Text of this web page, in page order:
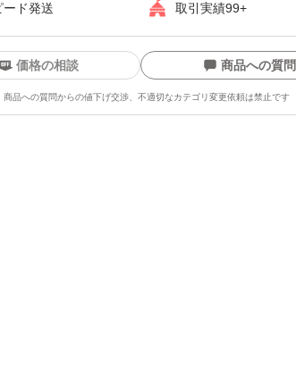
ード発送 取引実績99+
ています
価格の相談 商品への質問
商品への質問からの値下げ交渉、不適切なカテゴリ変更依頼は禁止です